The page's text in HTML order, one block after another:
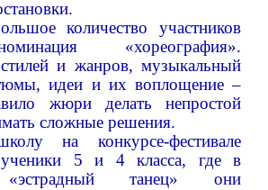
количество участников
«хореография».
и жанров, музыкальный
идеи и их воплощение –
жюри делать непростой
сложные решения.
на конкурсе-фестивале
ученики 5 и 4 класса, где в
танец» они